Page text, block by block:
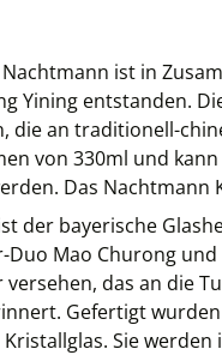
Nachtmann ist in
Yining entstanden.
die an traditionell-
von 330ml und
Das
der bayerische
Duo Mao Churong
das an die
Gefertigt
Sie